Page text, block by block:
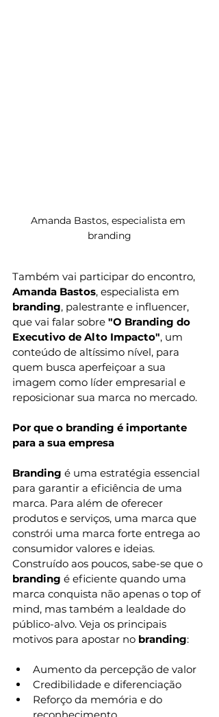
Amanda Bastos, especialista em
branding
Também vai participar do encontro,
Amanda Bastos, especialista em
branding, palestrante e influencer,
que vai falar sobre "O Branding do
Executivo de Alto Impacto", um
conteúdo de altíssimo nível, para
quem busca aperfeiçoar a sua
imagem como líder empresarial e
reposicionar sua marca no mercado.
Por que o branding é importante
para a sua empresa
Branding é uma estratégia essencial
para garantir a eficiência de uma
marca. Para além de oferecer
produtos e serviços, uma marca que
constrói uma marca forte entrega ao
consumidor valores e ideias.
Construído aos poucos, sabe-se que o
branding é eficiente quando uma
marca conquista não apenas o top of
mind, mas também a lealdade do
público-alvo. Veja os principais
motivos para apostar no branding:
Aumento da percepção de valor
Credibilidade e diferenciação
Reforço da memória e do